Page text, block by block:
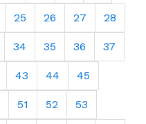
25 26 27 28
34 35 36 37
43 44 45
51 52 53